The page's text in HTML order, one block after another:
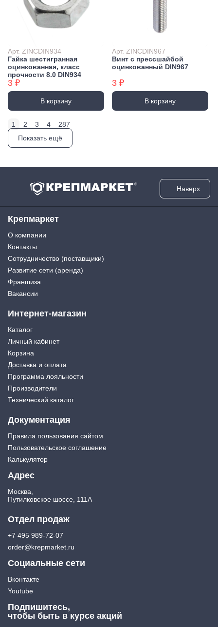
Арт. ZINCDIN934
Гайка шестигранная
оцинкованная, класс
прочности 8.0 DIN934
3 ₽
В корзину
Арт. ZINCDIN967
Винт с прессшайбой
оцинкованный DIN967
3 ₽
В корзину
1 2 3 4
287
Показать ещё
Наверх
Крепмаркет
О компании
Контакты
Сотрудничество (поставщики)
Развитие сети (аренда)
Франшиза
Вакансии
Интернет-магазин
Каталог
Личный кабинет
Корзина
Доставка и оплата
Программа лояльности
Производители
Технический каталог
Документация
Правила пользования сайтом
Пользовательское соглашение
Калькулятор
Адрес
Москва,
Путилковское шоссе, 111А
Отдел продаж
+7 495 989-72-07
order@krepmarket.ru
Социальные сети
Вконтакте
Youtube
Подпишитесь,
чтобы быть в курсе акций